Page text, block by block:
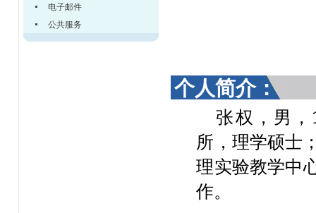
电子邮件
公共服务
个人简介：
张权，男，
所，理学硕士
理实验教学中
作。